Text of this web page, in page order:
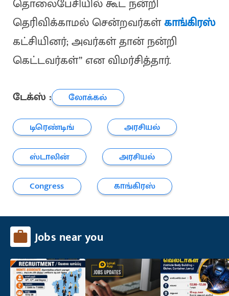
தொலைபேசியில் கூட நன்றி
தெரிவிக்காமல் சென்றவர்கள்காங்கிரஸ்
கட்சியினர்; அவர்கள் தான் நன்றி
கெட்டவர்கள்” என விமர்சித்தார்.
டேக்ஸ் :
லோக்கல்
டிரெண்டிங்
அரசியல்
ஸ்டாலின்
அரசியல்
Congress
காங்கிரஸ்
Jobs near you